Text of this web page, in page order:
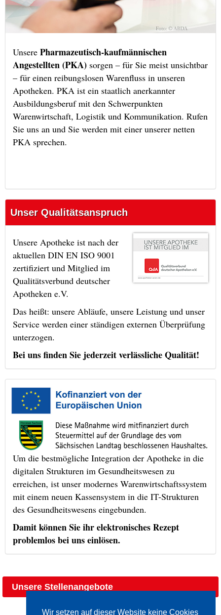
Wir setzen auf dieser Website keine Cookies
Unsere Pharmazeutisch-kaufmännischen
Angestellten (PKA) sorgen – für Sie meist unsichtbar
– für einen reibungslosen Warenfluss in unseren
Apotheken. PKA ist ein staatlich anerkannter
Ausbildungsberuf mit den Schwerpunkten
Warenwirtschaft, Logistik und Kommunikation. Rufen
Sie uns an und Sie werden mit einer unserer netten
PKA sprechen.
Unser Qualitätsanspruch
Unsere Apotheke ist nach der
aktuellen DIN EN ISO 9001
zertifiziert und Mitglied im
Qualitätsverbund deutscher
Apotheken e.V.
Das heißt: unsere Abläufe, unsere Leistung und unser
Service werden einer ständigen externen Überprüfung
unterzogen.
Bei uns finden Sie jederzeit verlässliche Qualität!
Um die bestmögliche Integration der Apotheke in die
digitalen Strukturen im Gesundheitswesen zu
erreichen, ist unser modernes Warenwirtschaftssystem
mit einem neuen Kassensystem in die IT-Strukturen
des Gesundheitswesens eingebunden.
Damit können Sie ihr elektronisches Rezept
problemlos bei uns einlösen.
Unsere Stellenangebote